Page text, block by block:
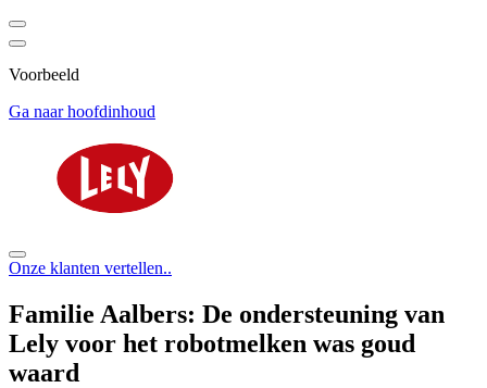
Voorbeeld
Ga naar hoofdinhoud
Onze klanten vertellen..
Familie Aalbers: De ondersteuning van
Lely voor het robotmelken was goud
waard